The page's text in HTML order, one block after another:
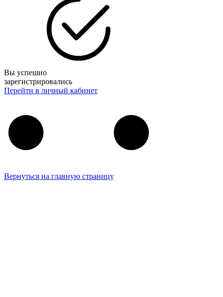
Вы успешно
зарегистрировались
Перейти в личный кабинет
Вернуться на главную страницу